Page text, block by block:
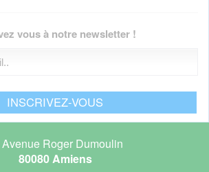
vous à notre newsletter !
Avenue Roger Dumoulin
80080 Amiens